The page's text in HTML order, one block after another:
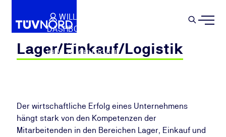
Springe zum Hauptinhalt
WILLKOMMEN
DASHBOARD
IHR PROFIL
IHRE BUCHUNGEN
Lager/Einkauf/Logistik
Der wirtschaftliche Erfolg eines Unternehmens
hängt stark von den Kompetenzen der
Mitarbeitenden in den Bereichen Lager, Einkauf und